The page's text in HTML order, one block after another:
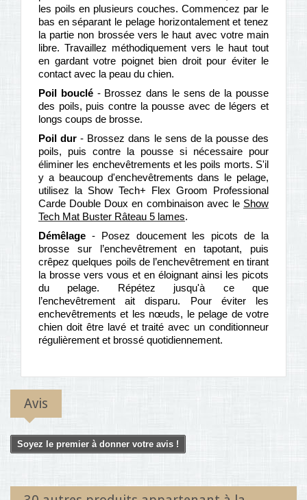
les poils en plusieurs couches. Commencez par le
bas en séparant le pelage horizontalement et tenez
la partie non brossée vers le haut avec votre main
libre. Travaillez méthodiquement vers le haut tout
en gardant votre poignet bien droit pour éviter le
contact avec la peau du chien.
Poil bouclé- Brossez dans le sens de la pousse
des poils, puis contre la pousse avec de légers et
longs coups de brosse.
Poil dur - Brossez dans le sens de la pousse des
poils, puis contre la pousse si nécessaire pour
éliminer les enchevêtrements et les poils morts. S'il
y a beaucoup d'enchevêtrements dans le pelage,
utilisez la Show Tech+ Flex Groom Professional
Carde Double Doux en combinaison avec le Show
Tech Mat Buster Râteau 5 lames.
Démêlage - Posez doucement les picots de la
brosse sur l’enchevêtrement en tapotant, puis
crêpez quelques poils de l’enchevêtrement en tirant
la brosse vers vous et en éloignant ainsi les picots
du pelage. Répétez jusqu'à ce que
l’enchevêtrement ait disparu. Pour éviter les
enchevêtrements et les nœuds, le pelage de votre
chien doit être lavé et traité avec un conditionneur
régulièrement et brossé quotidiennement.
Avis
Soyez le premier à donner votre avis !